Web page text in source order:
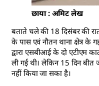
छाया : अमिट लेख
बताते चले की 18 दिसंबर की
के पास एवं नौतन थाना क्षेत्र के
द्वारा एसबीआई के दो एटीएम
ली गई थी। लेकिन 15 दिन बीत
नहीं किया जा सका है।